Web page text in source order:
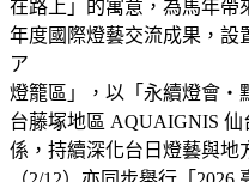
在路上」的寓意，為馬年帶
年度國際燈藝交流成果，設
ア
燈籠區」，以「永續燈會・
台藤塚地區 AQUAIGNIS
係，持續深化台日燈藝與地